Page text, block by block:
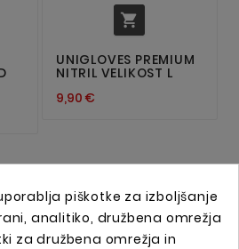

UNIGLOVES PREMIUM
NITRIL VELIKOST L
9,90 €
piškotke za izboljšanje
analitiko, družbena omrežja
za družbena omrežja in